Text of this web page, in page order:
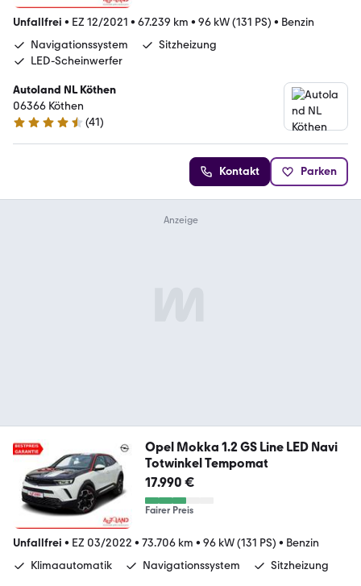
Unfallfrei • EZ 12/2021 • 67.239 km • 96 kW (131 PS) • Benzin
Navigationssystem
Sitzheizung
LED-Scheinwerfer
Autoland NL Köthen
06366 Köthen
4.3 Sterne
(41)
Kontakt Parken
Opel Mokka 1.2 GS Line LED Navi
Totwinkel Tempomat
17.990 €
Fairer Preis
Unfallfrei • EZ 03/2022 • 73.706 km • 96 kW (131 PS) • Benzin
Klimaautomatik
Navigationssystem Sitzheizung